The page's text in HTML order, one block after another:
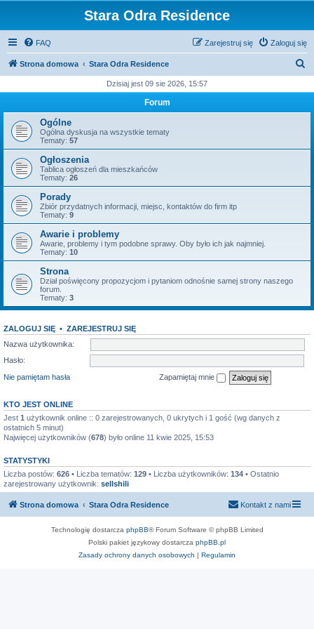
Stara Odra Residence
FAQ Zaloguj się
Zarejestruj się
Strona domowa Stara Odra Residence
k
j
Dzisiaj jest 09 sie 2026, 15:57
Forum
Ogólne
Ogólna dyskusja na wszystkie tematy
Tematy: 57
Ogłoszenia
Tablica ogłoszeń dla mieszkańców
Tematy: 26
Porady
Zbiór przydatnych informacji, miejsc, kontaktów do firm itp
Tematy: 9
Awarie i problemy
Awarie, problemy i tym podobne sprawy. Oby było ich jak najmniej.
Tematy: 10
Strona
Dział poświęcony propozycjom i pytaniom odnośnie samej strony naszego
forum.
Tematy: 3
ZALOGUJ SIĘ • ZAREJESTRUJ SIĘ
Nazwa użytkownika:
Hasło:
Nie pamiętam hasła
Zapamiętaj mnie
KTO JEST ONLINE
Jest 1 użytkownik online :: 0 zarejestrowanych, 0 ukrytych i 1 gość (wg danych z
ostatnich 5 minut)
Najwięcej użytkowników (678) było online 11 kwie 2025, 15:53
STATYSTYKI
Liczba postów: 626 • Liczba tematów: 129 • Liczba użytkowników: 134 • Ostatnio
zarejestrowany użytkownik: sellshili
Strona domowa Stara Odra Residence Kontakt z nami
Technologię dostarcza phpBB® Forum Software © phpBB Limited
Polski pakiet językowy dostarcza phpBB.pl
Zasady ochrony danych osobowych | Regulamin